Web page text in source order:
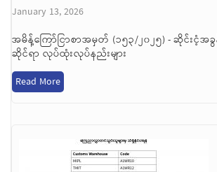
January 13, 2026
အမိန့်ကြော်ငြာစာအမှတ် (၁၅၃/၂၀၂၅) - ဆိုင်းငံ့အခွန်
ဆိုင်ရာ လုပ်ထုံးလုပ်နည်းများ
Read More